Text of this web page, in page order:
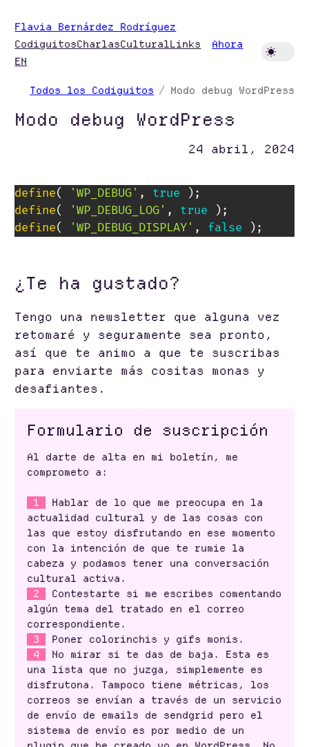
al
contenido
Flavia Bernárdez Rodríguez
CodiguitosCharlasCulturalLinks
Ahora
EN
Todos los Codiguitos Modo debug WordPress
Modo debug WordPress
24 abril, 2024
define( 'WP_DEBUG' , true ) ;
define( 'WP_DEBUG_LOG' , true ) ;
define( 'WP_DEBUG_DISPLAY' , false ) ;
¿Te ha gustado?
Tengo una newsletter que alguna vez
retomaré y seguramente sea pronto,
así que te animo a que te suscribas
para enviarte más cositas monas y
desafiantes.
Formulario de suscripción
Al darte de alta en mi boletín, me
comprometo a:
1
Hablar de lo que me preocupa en la
actualidad cultural y de las cosas con
las que estoy disfrutando en ese momento
con la intención de que te rumie la
cabeza y podamos tener una conversación
cultural activa.
2
Contestarte si me escribes comentando
algún tema del tratado en el correo
correspondiente.
3
Poner colorinchis y gifs monis.
4
No mirar si te das de baja. Esta es
una lista que no juzga, simplemente es
disfrutona. Tampoco tiene métricas, los
correos se envían a través de un servicio
de envío de emails de sendgrid pero el
sistema de envío es por medio de un